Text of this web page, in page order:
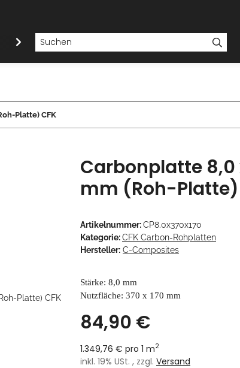
Carbon Stäbe
Platte) CFK
Carbonplatte 8,0
mm (Roh-Platte)
Artikelnummer:CP8.0x370x170
Kategorie:CFK Carbon-Rohplatten
Hersteller: C-Composites
Stärke: 8,0 mm
Nutzfläche: 370 x 170 mm
84,90 €
1.349,76 € pro 1 m2
inkl. 19% USt. , zzgl. Versand